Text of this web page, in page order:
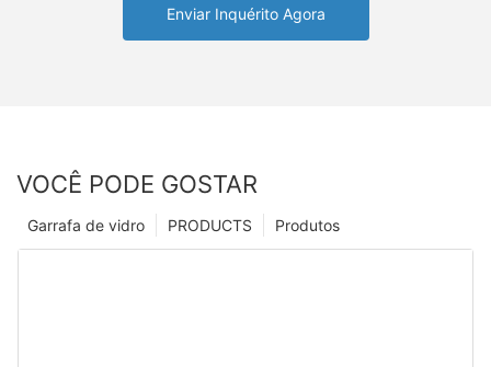
Enviar Inquérito Agora
VOCÊ PODE GOSTAR
Produtos
PRODUCTS
Garrafa de vidro